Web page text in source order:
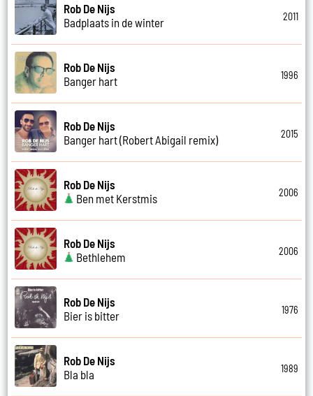
Rob De Nijs
Badplaats in de winter
2011
Rob De Nijs
Banger hart
1996
Rob De Nijs
Banger hart (Robert Abigail remix)
2015
Rob De Nijs
Ben met Kerstmis
2006
Rob De Nijs
Bethlehem
2006
Rob De Nijs
Bier is bitter
1976
Rob De Nijs
Bla bla
1989